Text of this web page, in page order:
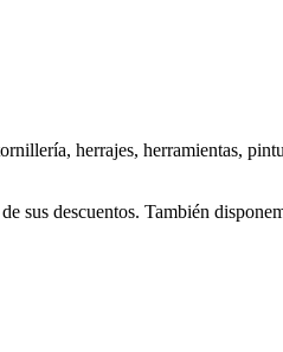
herrajes, herramientas,
descuentos. También